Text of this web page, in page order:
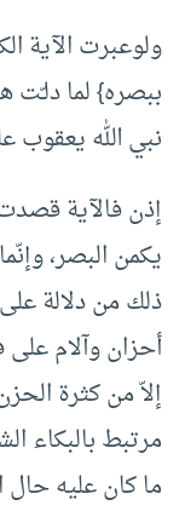
ولوعبرت الآية
ببصره} لما دلـّت
نبي الله يعقوب
إذن فالآية
يكمن البصر،
ذلك من دلالة
أحزان وآلام
إلاّ من كثرة
مرتبط بالبكاء
ما كان عليه حال